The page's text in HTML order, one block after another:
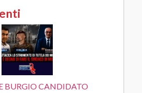
BURGIO CANDIDATO